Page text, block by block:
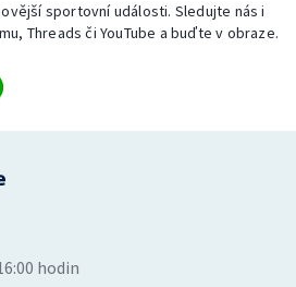
sportovní události. Sledujte nás i
Threads či YouTube a buďte v obraze.
hodin